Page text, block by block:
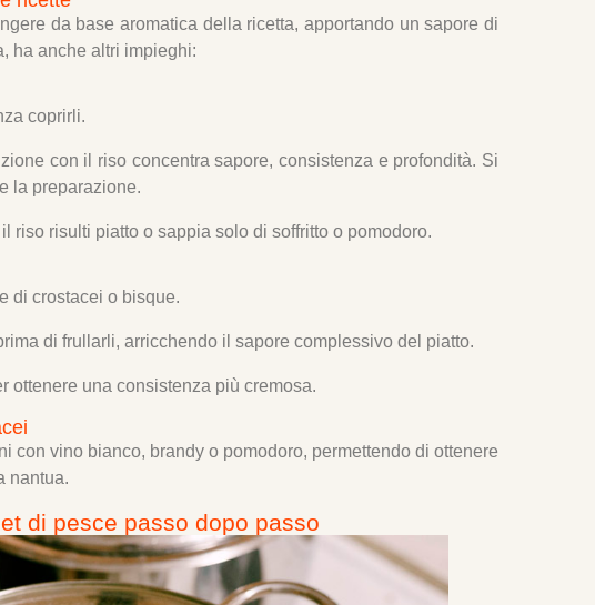
da base aromatica della ricetta, apportando un sapore di
ha anche altri impieghi:
coprirli.
con il riso concentra sapore, consistenza e profondità. Si
la preparazione.
riso risulti piatto o sappia solo di soffritto o pomodoro.
di crostacei o bisque.
di frullarli, arricchendo il sapore complessivo del piatto.
ottenere una consistenza più cremosa.
con vino bianco, brandy o pomodoro, permettendo di ottenere
nantua.
di pesce passo dopo passo